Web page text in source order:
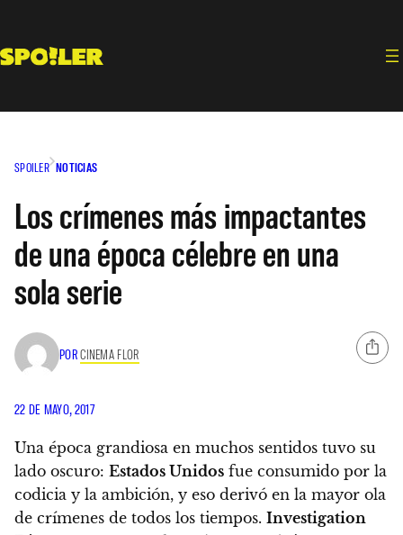
contenido
SPOILER NOTICIAS
Los crímenes más impactantes
de una época célebre en una
sola serie
PORCINEMA FLOR
22 DE MAYO, 2017
Una época grandiosa en muchos sentidos tuvo su
lado oscuro: Estados Unidos fue consumido por la
codicia y la ambición, y eso derivó en la mayor ola
de crímenes de todos los tiempos. Investigation